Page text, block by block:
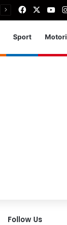
Facebook
Sport Motori
Follow Us